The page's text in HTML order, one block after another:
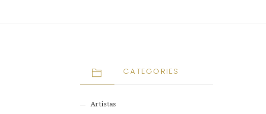
CATEGORIES
Artistas